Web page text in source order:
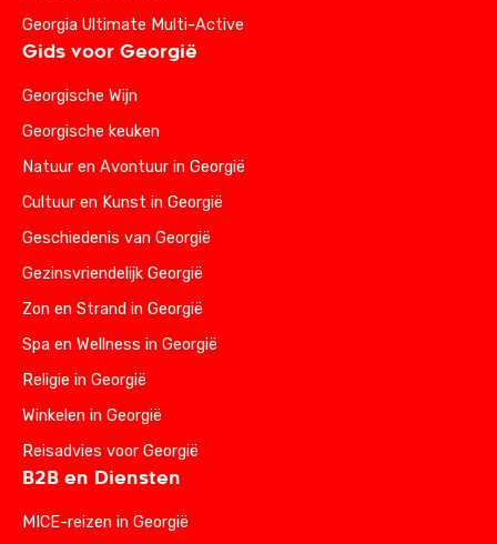
Georgia Ultimate Multi-Active
Gids voor Georgië
Georgische Wijn
Georgische keuken
Natuur en Avontuur in Georgië
Cultuur en Kunst in Georgië
Geschiedenis van Georgië
Gezinsvriendelijk Georgië
Zon en Strand in Georgië
Spa en Wellness in Georgië
Religie in Georgië
Winkelen in Georgië
Reisadvies voor Georgië
B2B en Diensten
MICE-reizen in Georgië